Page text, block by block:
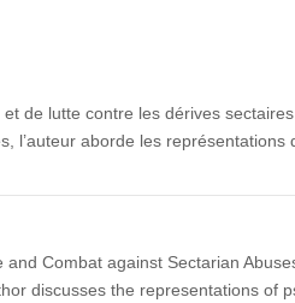
de lutte contre les dérives
l’auteur aborde les représentations
Combat against Sectarian
discusses the representations of